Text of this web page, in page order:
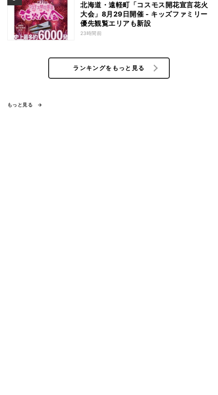
北海道・遠軽町「コスモス開花宣言花火
大会」8月29日開催 - キッズファミリー
優先観覧エリアも新設
23時間前
ランキングをもっと見る
もっと見る